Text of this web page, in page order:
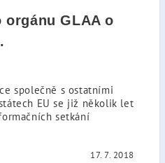
GLAA o
společně s ostatními
EU se již několik let
setkání
17. 7. 2018